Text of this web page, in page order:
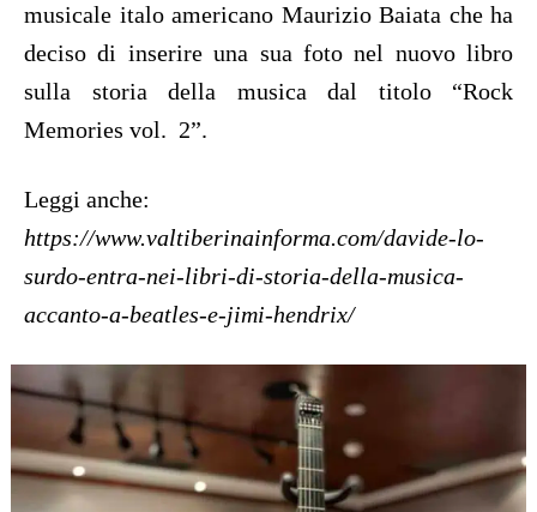
musicale italo americano Maurizio Baiata che ha
deciso di inserire una sua foto nel nuovo libro
sulla storia della musica dal titolo “Rock
Memories vol. 2”.
Leggi anche:
https://www.valtiberinainforma.com/davide-lo-
surdo-entra-nei-libri-di-storia-della-musica-
accanto-a-beatles-e-jimi-hendrix/